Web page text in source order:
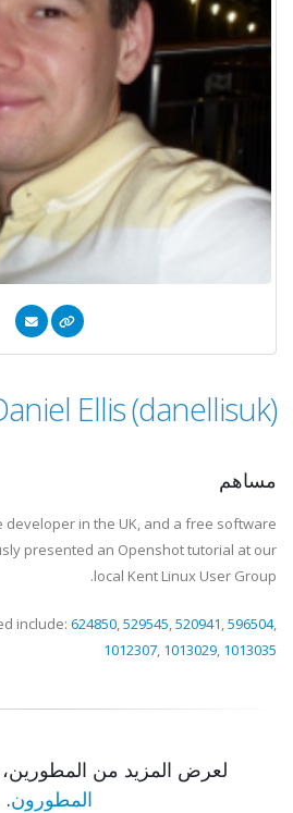
Ellis (danellisuk)
مساهم
in the UK, and a free software
presented an Openshot tutorial at our
local Kent Linux User Group.
include: 624850,529545,520941,596504,
1012307, 1013029, 1013035
لعرض المزيد من
المطورون.